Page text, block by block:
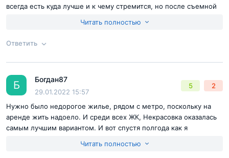
Согласен справилами публикациина сайте
Отправить комментарий
всегда есть куда лучше и к чему стремится, но после съемной
здесь нравится, что метро рядом, на работу добираться
Читать полностью
Ответить
Ответ на отзыв
Б Богдан87
29.01.2022 15:57
5 2
Нужно было недорогое жилье, рядом с метро, поскольку на
аренде жить надоело. И среди всех ЖК, Некрасовка оказалась
самым лучшим вариантом. И вот спустя полгода как я
тогда я сделал правильный выбор, купив одну из последних
Читать полностью